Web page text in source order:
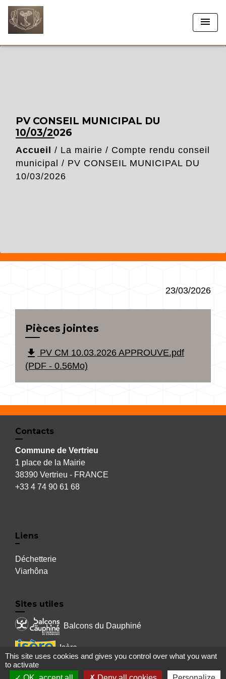
menu
PV CONSEIL MUNICIPAL DU
10/03/2026
Accueil / La mairie / Compte rendu conseil
municipal / PV CONSEIL MUNICIPAL DU
10/03/2026
23/03/2026
Pièces jointes
file_download PV CM 10.03.2026 APPROUVE.pdf
(PDF - 0.56Mo)
Contacts
Commune de Vertrieu
1 place de la Mairie
38390 Vertrieu - FRANCE
+33 4 74 90 61 68
Liens
Déchetterie
Viarhôna
Sites utiles
Balcons du Dauphiné
Isère
Auvergne Rhône Alpes
This site uses cookies and gives you control over what you want
to activate